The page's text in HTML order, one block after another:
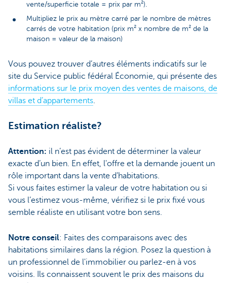
vente/superficie totale = prix par m²).
Multipliez le prix au mètre carré par le nombre de mètres
carrés de votre habitation (prix m² x nombre de m² de la
maison = valeur de la maison)
Vous pouvez trouver d’autres éléments indicatifs sur le
site du Service public fédéral Économie, qui présente des
informations sur le prix moyen des ventes de maisons, de
villas et d’appartements.
Estimation réaliste?
Attention: il n’est pas évident de déterminer la valeur
exacte d’un bien. En effet, l'offre et la demande jouent un
rôle important dans la vente d’habitations.
Si vous faites estimer la valeur de votre habitation ou si
vous l’estimez vous-même, vérifiez si le prix fixé vous
semble réaliste en utilisant votre bon sens.
Notre conseil: Faites des comparaisons avec des
habitations similaires dans la région. Posez la question à
un professionnel de l'immobilier ou parlez-en à vos
voisins. Ils connaissent souvent le prix des maisons du